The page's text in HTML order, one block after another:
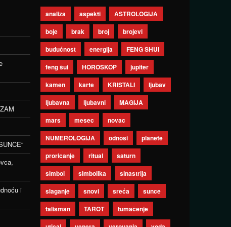
i
analiza aspekti
ASTROLOGIJA
boje
brak broj
brojevi
budućnost
energija
FENG SHUI
feng šui
HOROSKOP
jupiter
kamen
karte KRISTALI
ljubav
ljubavna
ljubavni
MAGIJA
mars
mesec
novac
NUMEROLOGIJA
odnosi
planete
proricanje
ritual
saturn
simbol
simbolika
sinastrija
slaganje
snovi sreća
sunce
talisman
TAROT
tumačenje